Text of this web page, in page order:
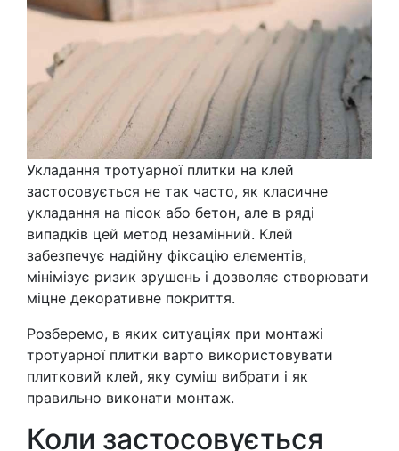
Укладання тротуарної плитки на клей
застосовується не так часто, як класичне
укладання на пісок або бетон, але в ряді
випадків цей метод незамінний. Клей
забезпечує надійну фіксацію елементів,
мінімізує ризик зрушень і дозволяє створювати
міцне декоративне покриття.
Розберемо, в яких ситуаціях при монтажі
тротуарної плитки варто використовувати
плитковий клей, яку суміш вибрати і як
правильно виконати монтаж.
Коли застосовується